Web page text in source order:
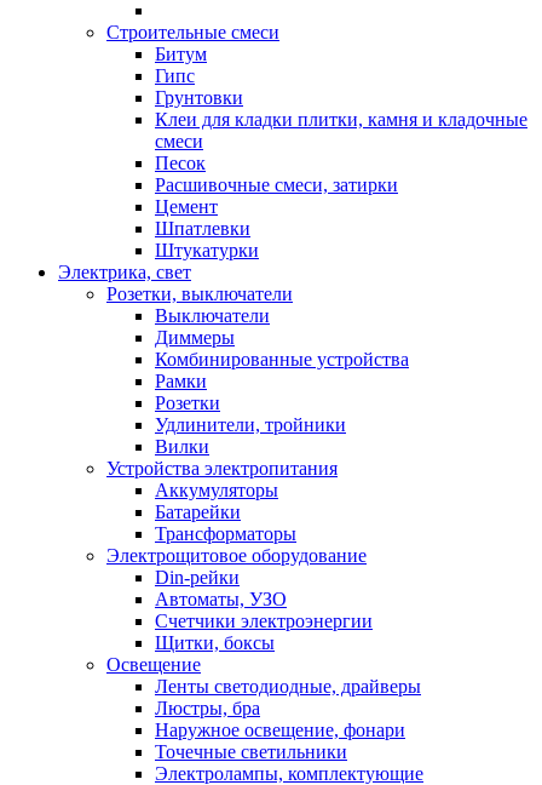
Строительные смеси
Битум
Гипс
Грунтовки
Клеи для кладки плитки, камня и кладочные
смеси
Песок
Расшивочные смеси, затирки
Цемент
Шпатлевки
Штукатурки
Электрика, свет
Розетки, выключатели
Выключатели
Диммеры
Комбинированные устройства
Рамки
Розетки
Удлинители, тройники
Вилки
Устройства электропитания
Аккумуляторы
Батарейки
Трансформаторы
Электрощитовое оборудование
Din-рейки
Автоматы, УЗО
Счетчики электроэнергии
Щитки, боксы
Освещение
Ленты светодиодные, драйверы
Люстры, бра
Наружное освещение, фонари
Точечные светильники
Электролампы, комплектующие